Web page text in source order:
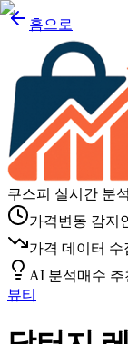
홈으로
쿠스피 실시간 분석
가격변동 감지
가격 데이터 수
AI 분석매수 추
뷰티